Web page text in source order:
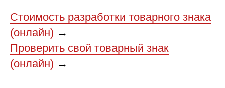
Стоимость разработки товарного знака
(онлайн) →
Проверить свой товарный знак
(онлайн) →